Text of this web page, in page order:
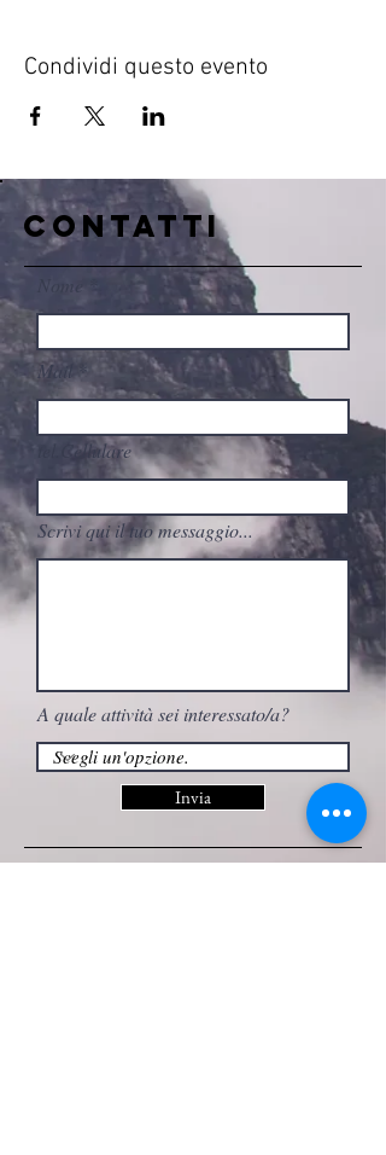
Condividi questo evento
CONTATTI
Nome
Mail
tel.Cellulare
Scrivi qui il tuo messaggio...
A quale attività sei interessato/a?
Invia